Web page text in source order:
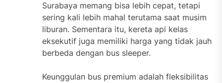
Surabaya memang bisa lebih cepat, tetapi
sering kali lebih mahal terutama saat musim
liburan. Sementara itu, kereta api kelas
eksekutif juga memiliki harga yang tidak jauh
berbeda dengan bus sleeper.
Keunggulan bus premium adalah fleksibilitas